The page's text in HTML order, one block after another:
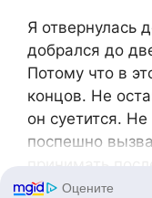
Я отвернулась
добрался до
Потому что в
концов. Не
он суетится.
поспешно
о стрессе,